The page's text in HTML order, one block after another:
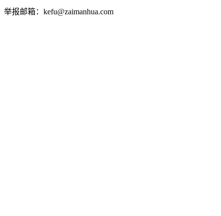
举报邮箱：kefu@zaimanhua.com